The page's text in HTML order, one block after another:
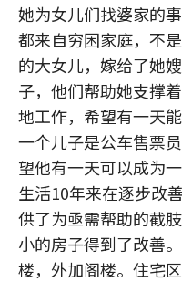
她为女儿们找婆家的
都来自穷困家庭，不
的大女儿，嫁给了她
子，他们帮助她支撑
地工作，希望有一天
一个儿子是公车售票
望他有一天可以成为
生活10年来在逐步改
供了为亟需帮助的截
小的房子得到了改善
楼，外加阁楼。住宅区